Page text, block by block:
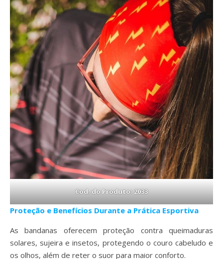
Cod. do Produto: 2033
Proteção e Benefícios Durante a Prática Esportiva
As bandanas oferecem proteção contra queimaduras
solares, sujeira e insetos, protegendo o couro cabeludo e
os olhos, além de reter o suor para maior conforto.